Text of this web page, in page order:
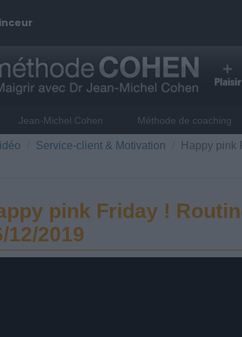
Jean-Michel Cohen Méthode de coaching
Service-client & Motivation Happy pink
pink Friday !
12/2019